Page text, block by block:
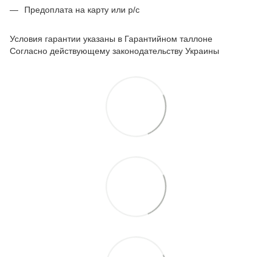
Предоплата на карту или р/с
Условия гарантии указаны в Гарантийном таллоне
Согласно действующему законодательству Украины